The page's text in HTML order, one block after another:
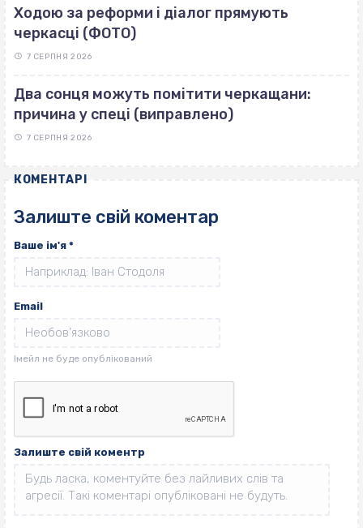
Ходою за реформи і діалог прямують
черкасці (ФОТО)
7 СЕРПНЯ 2026
Два сонця можуть помітити черкащани:
причина у спеці (виправлено)
7 СЕРПНЯ 2026
КОМЕНТАРІ
Залиште свій коментар
Ваше ім'я *
Email
Залиште свій коментр